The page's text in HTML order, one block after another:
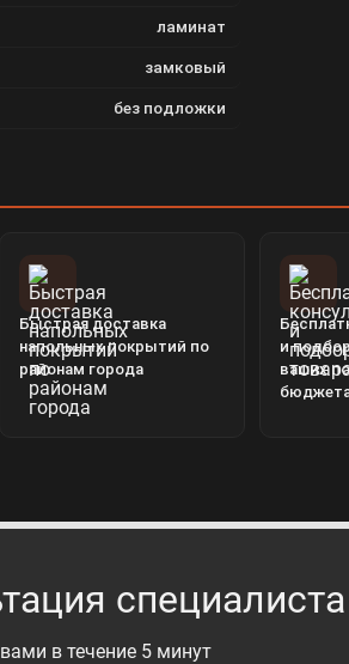
ламинат
замковый
без подложки
Быстрая доставка
напольных покрытий по
районам города
и
ваших
специалиста
в течение 5 минут